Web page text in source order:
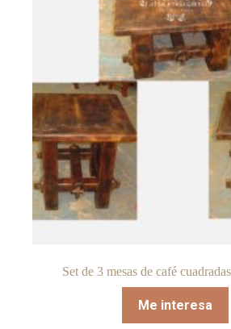
Set de 3 mesas de café
Me interesa